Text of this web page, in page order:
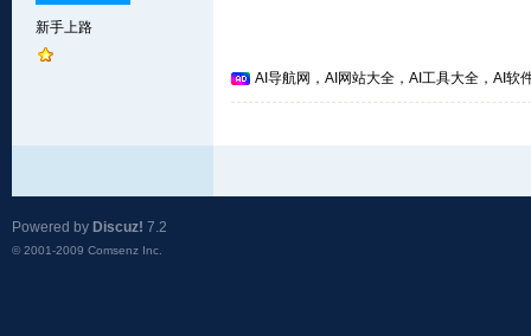
新手上路
AI导航网，AI网站大全，AI工具大全，AI软
Powered by Discuz! 7.2
© 2001-2009 Comsenz Inc.